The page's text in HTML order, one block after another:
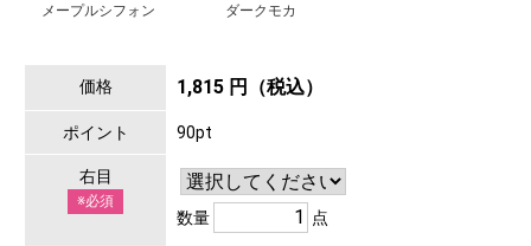
メープルシフォン ダークモカ
価格 1,815 円（税込）
ポイント 90pt
右目
※必須
数量 点